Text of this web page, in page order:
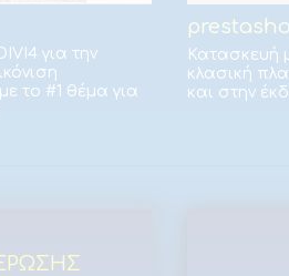
για την
το #1 θέμα για
Κατασκευή
κλασική
και στην